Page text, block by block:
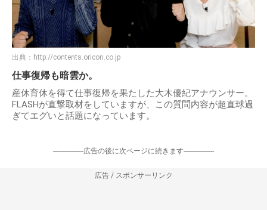
出典： http://contents.oricon.co.jp
仕事復帰も暗雲か。
産休育休を得て仕事復帰を果たした大木優紀アナウンサー。
FLASHが直撃取材をしていますが、この質問内容が超直球過
ぎてエグいと話題になっています。
-----------------広告の後に次ページに続きます-----------------
広告 / スポンサーリンク